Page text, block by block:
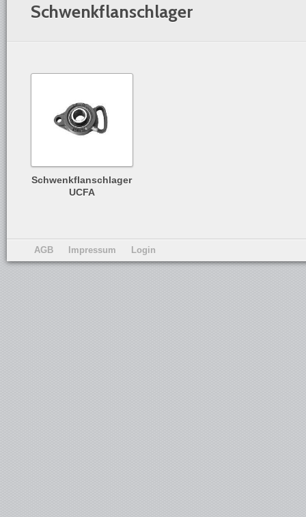
Schwenkflanschlager
Schwenkflanschlager
UCFA
AGB Impressum Login